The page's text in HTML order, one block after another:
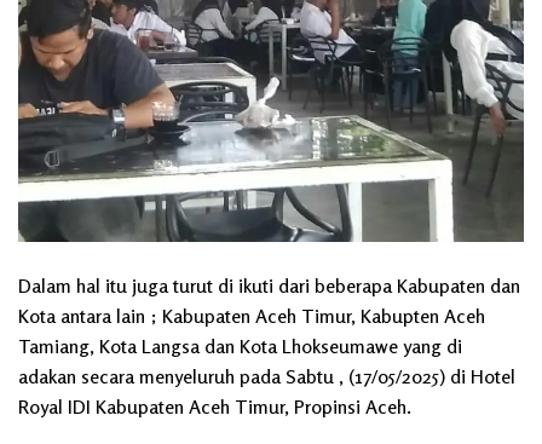
Dalam hal itu juga turut di ikuti dari beberapa Kabupaten dan
Kota antara lain ; Kabupaten Aceh Timur, Kabupten Aceh
Tamiang, Kota Langsa dan Kota Lhokseumawe yang di
adakan secara menyeluruh pada Sabtu , (17/05/2025) di Hotel
Royal IDI Kabupaten Aceh Timur, Propinsi Aceh.